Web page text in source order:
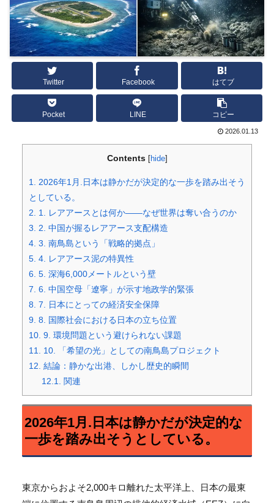
Twitter Facebook はてブ
Pocket LINE コピー
2026.01.13
Contents [hide]
1.
2026年1月.日本は静かだが決定的な一歩を踏み出そう
としている。
2.
1. レアアースとは何か――なぜ世界は奪い合うのか
3.
2. 中国が握るレアアース支配構造
4. 3. 南鳥島という「戦略的拠点」
5. 4. レアアース泥の特異性
6. 5. 深海6,000メートルという壁
7. 6. 中国空母「遼寧」が示す地政学的緊張
8. 7. 日本にとっての経済安全保障
9. 8. 国際社会における日本の立ち位置
10. 9. 環境問題という避けられない課題
11.
10. 「希望の光」としての南鳥島プロジェクト
12. 結論：静かな出港、しかし歴史的瞬間
12.1.
関連
2026年1月.日本は静かだが決定的な
一歩を踏み出そうとしている。
東京からおよそ2,000キロ離れた太平洋上、日本の最東